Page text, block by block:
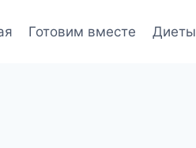
Готовим вместе Диеты